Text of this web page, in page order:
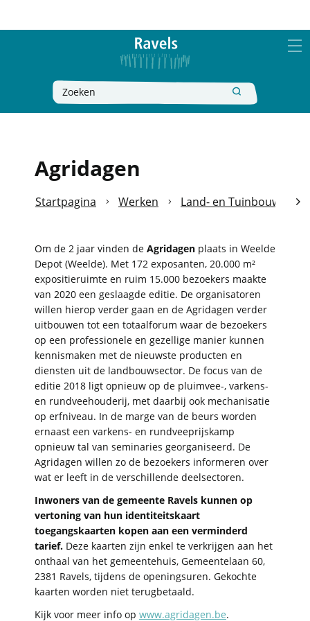
Naar
inhoud
Wat
zoek
je?
Zoeken
Agridagen
Startpagina Werken Land- en Tuinbouw
Om de 2 jaar vinden de Agridagen plaats in Weelde
Depot (Weelde). Met 172 exposanten, 20.000 m²
expositieruimte en ruim 15.000 bezoekers maakte
van 2020 een geslaagde editie. De organisatoren
willen hierop verder gaan en de Agridagen verder
uitbouwen tot een totaalforum waar de bezoekers
op een professionele en gezellige manier kunnen
kennismaken met de nieuwste producten en
diensten uit de landbouwsector. De focus van de
editie 2018 ligt opnieuw op de pluimvee-, varkens-
en rundveehouderij, met daarbij ook mechanisatie
op erfniveau. In de marge van de beurs worden
ernaast een varkens- en rundveeprijskamp
opnieuw tal van seminaries georganiseerd. De
Agridagen willen zo de bezoekers informeren over
wat er leeft in de verschillende deelsectoren.
Inwoners van de gemeente Ravels kunnen op
vertoning van hun identiteitskaart
toegangskaarten kopen aan een verminderd
tarief. Deze kaarten zijn enkel te verkrijgen aan het
onthaal van het gemeentehuis, Gemeentelaan 60,
2381 Ravels, tijdens de openingsuren. Gekochte
kaarten worden niet terugbetaald.
Kijk voor meer info op www.agridagen.be.